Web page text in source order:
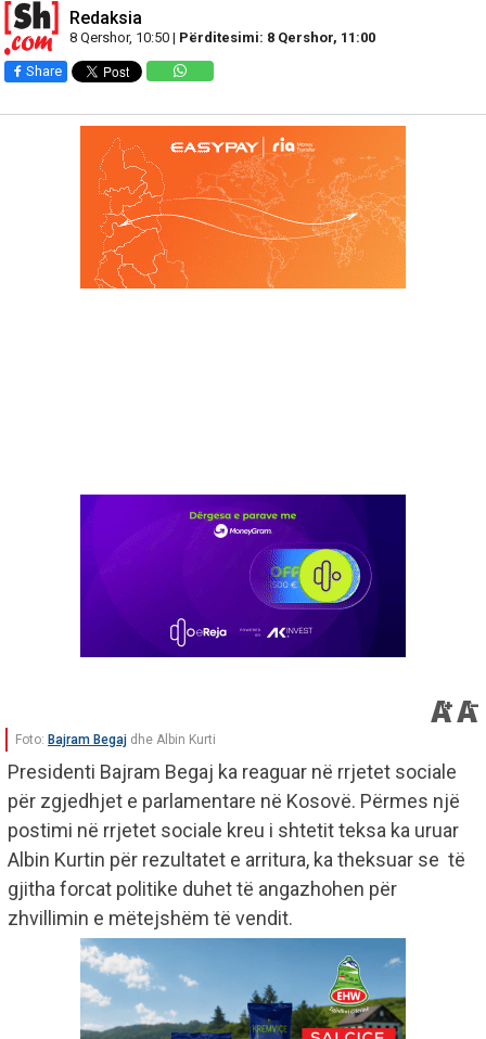
Redaksia
8 Qershor, 10:50 | Përditesimi: 8 Qershor, 11:00
Share
Foto: Bajram Begaj dhe Albin Kurti
Presidenti Bajram Begaj ka reaguar në rrjetet sociale
për zgjedhjet e parlamentare në Kosovë. Përmes një
postimi në rrjetet sociale kreu i shtetit teksa ka uruar
Albin Kurtin për rezultatet e arritura, ka theksuar se të
gjitha forcat politike duhet të angazhohen për
zhvillimin e mëtejshëm të vendit.